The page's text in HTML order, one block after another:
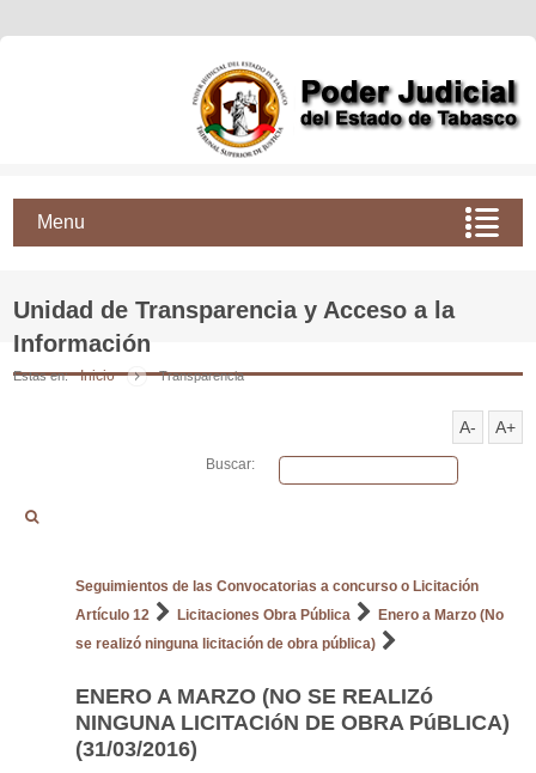
Menu
Unidad de Transparencia y Acceso a la
Información
Estas en: Inicio Transparencia
A- A+
Buscar:
Seguimientos de las Convocatorias a concurso o Licitación
Artículo 12
Licitaciones Obra Pública
Enero a Marzo (No
se realizó ninguna licitación de obra pública)
ENERO A MARZO (NO SE REALIZó
NINGUNA LICITACIóN DE OBRA PúBLICA)
(31/03/2016)